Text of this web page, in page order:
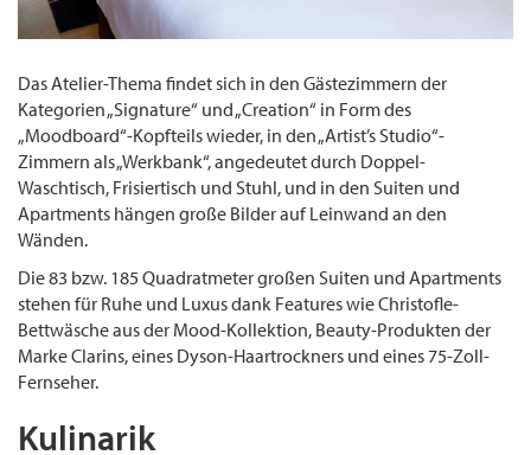
Das Atelier-Thema findet sich in den Gästezimmern der
Kategorien „Signature“ und „Creation“ in Form des
„Moodboard“-Kopfteils wieder, in den „Artist’s Studio“-
Zimmern als „Werkbank“, angedeutet durch Doppel-
Waschtisch, Frisiertisch und Stuhl, und in den Suiten und
Apartments hängen große Bilder auf Leinwand an den
Wänden.
Die 83 bzw. 185 Quadratmeter großen Suiten und Apartments
stehen für Ruhe und Luxus dank Features wie Christofle-
Bettwäsche aus der Mood-Kollektion, Beauty-Produkten der
Marke Clarins, eines Dyson-Haar­trockners und eines 75-Zoll-
Fernseher.
Kulinarik